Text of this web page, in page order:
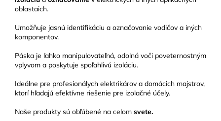
oblastaich.
Umožňuje jasnú identifikáciu a označovanie vodičov a iných
komponentov.
Páska je ľahko manipulovateľná, odolná voči poveternostným
vplyvom a poskytuje spoľahlivú izoláciu.
Ideálne pre profesionálych elektrikárov a domácich majstrov,
ktorí hľadajú efektívne riešenie pre izolačné účely.
Naše produkty sú obľúbené na celom svete.